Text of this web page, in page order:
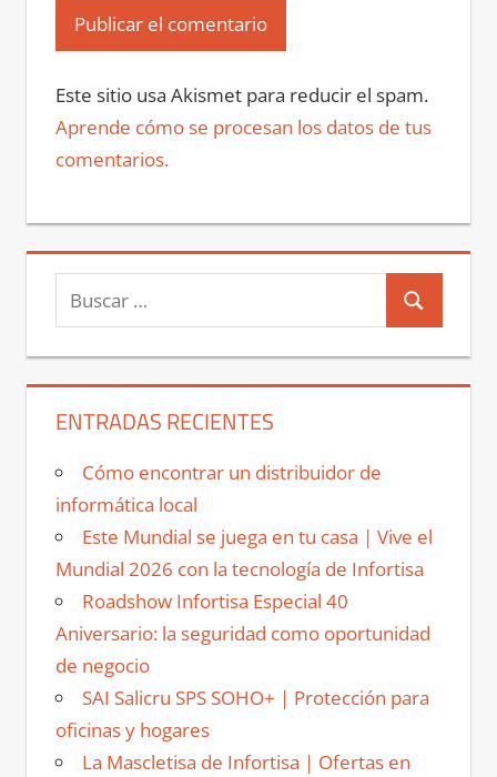
Este sitio usa Akismet para reducir el spam.
Aprende cómo se procesan los datos de tus
comentarios.
Buscar:
Buscar
ENTRADAS RECIENTES
Cómo encontrar un distribuidor de
informática local
Este Mundial se juega en tu casa | Vive el
Mundial 2026 con la tecnología de Infortisa
Roadshow Infortisa Especial 40
Aniversario: la seguridad como oportunidad
de negocio
SAI Salicru SPS SOHO+ | Protección para
oficinas y hogares
La Mascletisa de Infortisa | Ofertas en